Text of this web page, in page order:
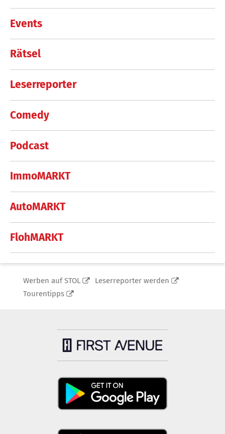
Events
Rätsel
Leserreporter
Comedy
Podcast
ImmoMARKT
AutoMARKT
FlohMARKT
Werben auf STOL
Leserreporter werden
Tourentipps